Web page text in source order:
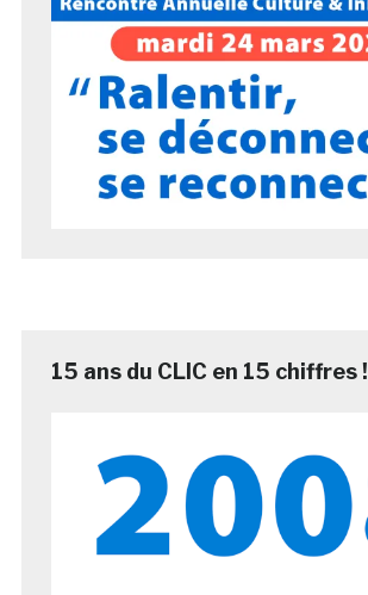
15 ans du CLIC en 15 chiffres !